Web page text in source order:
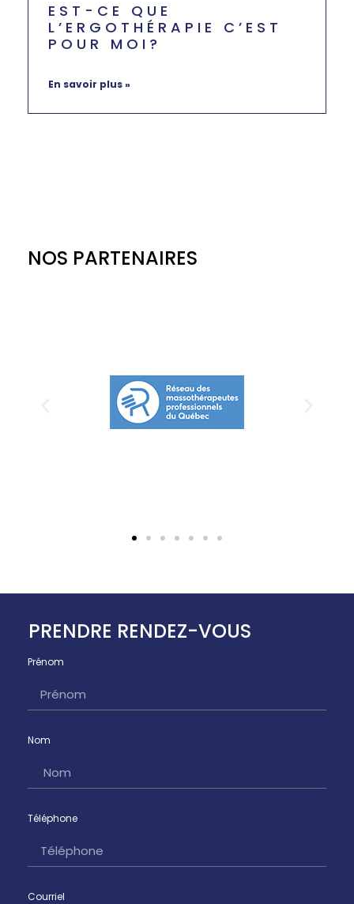
EST-CE QUE
L’ERGOTHÉRAPIE C’EST
POUR MOI?
En savoir plus »
NOS PARTENAIRES
PRENDRE RENDEZ-VOUS
Prénom
Nom
Téléphone
Courriel